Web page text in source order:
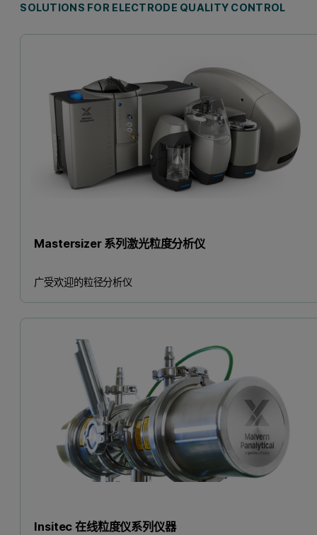
SOLUTIONS FOR ELECTRODE QUALITY CONTROL
Mastersizer 系列激光粒度分析仪
广受欢迎的粒径分析仪
Insitec 在线粒度仪系列仪器